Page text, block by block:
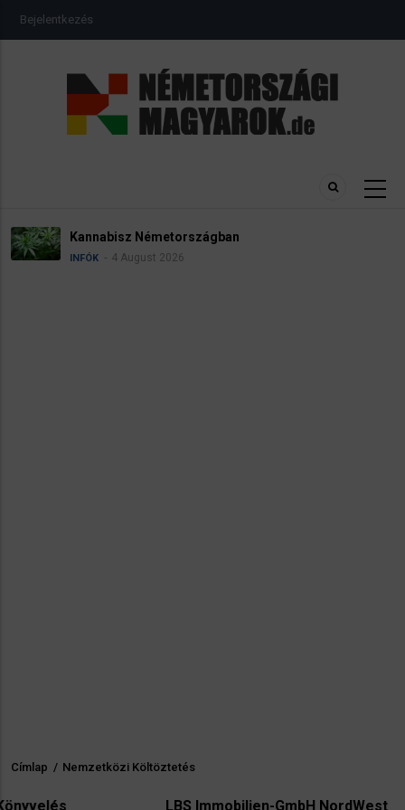
USER
ACCOUNT
Bejelentkezés
Németországban
4 August 2026
Morzsa
Címlap / Nemzetközi Költöztetés
LBS Immobilien-GmbH NordWest